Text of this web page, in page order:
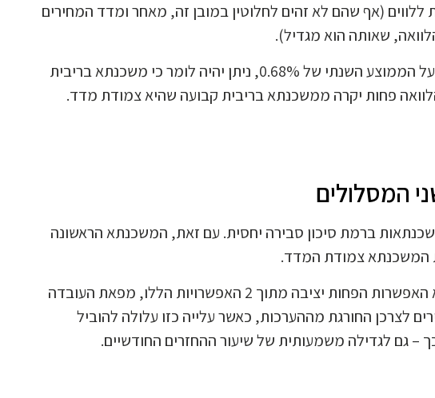
ללווים (אף שהם לא זהים לחלוטין במובן זה, מאחר ומדד המחירים
שאותה הוא מגדיל).
אולם בהנחה שמדד המחירים לצרכן יעלה על הממוצע השנתי של 0.68%, ניתן יהיה לומר כי משכנתא בריבית
פחות יקרה ממשכנתא בריבית קבועה שהיא צמודת מדד.
המסלולים
ברמת סיכון סבירה יחסית. עם זאת, המשכנתא הראשונה
המשכנתא צמודת המדד.
משכנתא בריבית קבועה צמודה למדד היא האפשרות הפחות יציבה מתוך 2 האפשרויות הללו, מפאת העובדה
לצרכן החורגת מההערכות, כאשר עלייה כזו עלולה להוביל
גם לגדילה משמעותית של שיעור ההחזרים החודשיים.